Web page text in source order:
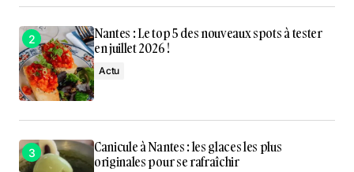
Nantes : Le top 5 des nouveaux spots à tester
en juillet 2026 !
Actu
Canicule à Nantes : les glaces les plus
originales pour se rafraîchir